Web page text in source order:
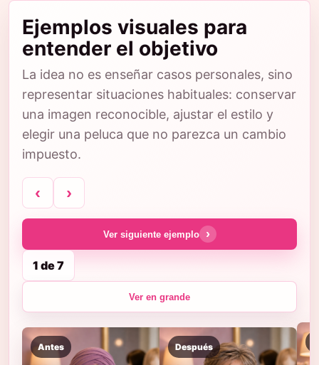
Ejemplos visuales para
entender el objetivo
La idea no es enseñar casos personales, sino
representar situaciones habituales: conservar
una imagen reconocible, ajustar el estilo y
elegir una peluca que no parezca un cambio
impuesto.
‹ ›
Antes Después
Ver siguiente ejemplo ›
1 de 7
Ver en grande